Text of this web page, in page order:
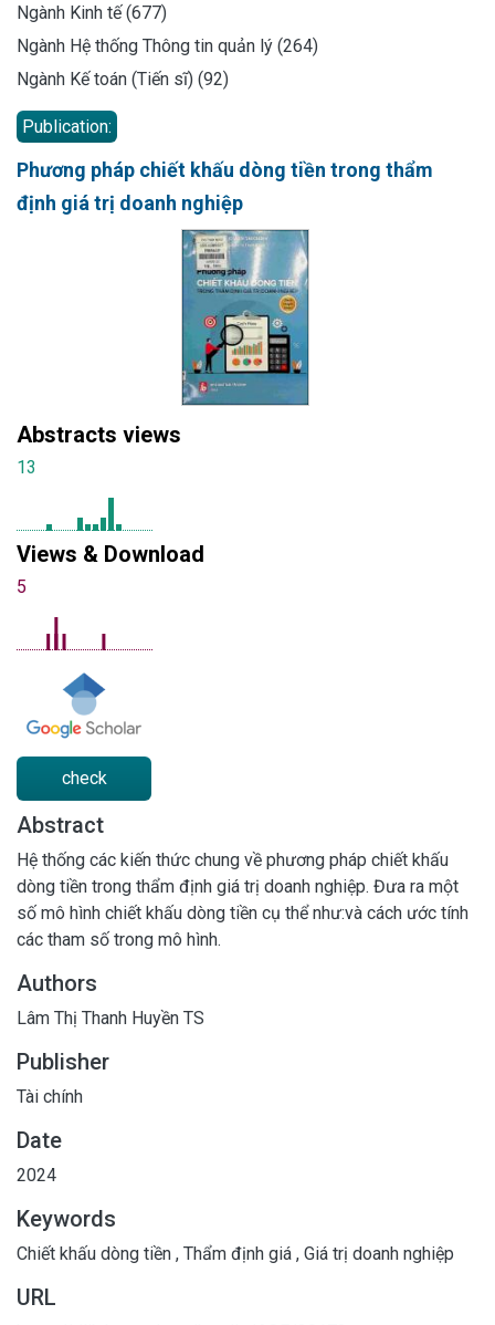
Ngành Kinh tế (677)
Ngành Hệ thống Thông tin quản lý (264)
Ngành Kế toán (Tiến sĩ) (92)
Publication:
Phương pháp chiết khấu dòng tiền trong thẩm
định giá trị doanh nghiệp
Abstracts views
13
Views & Download
5
check
Abstract
Hệ thống các kiến thức chung về phương pháp chiết khấu
dòng tiền trong thẩm định giá trị doanh nghiệp. Đưa ra một
số mô hình chiết khấu dòng tiền cụ thể như:và cách ước tính
các tham số trong mô hình.
Authors
Lâm Thị Thanh Huyền TS
Publisher
Tài chính
Date
2024
Keywords
Chiết khấu dòng tiền , Thẩm định giá , Giá trị doanh nghiệp
URL